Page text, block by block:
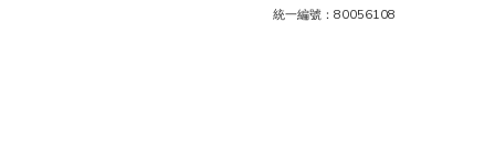
統一編號：80056108